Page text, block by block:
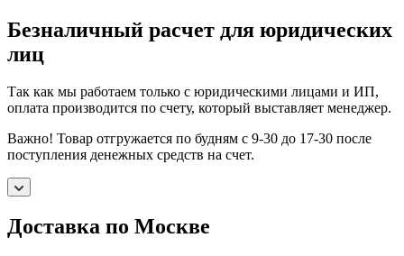
Безналичный расчет для юридических
лиц
Так как мы работаем только с юридическими лицами и ИП,
оплата производится по счету, который выставляет менеджер.
Важно! Товар отгружается по будням с 9-30 до 17-30 после
поступления денежных средств на счет.
Доставка по Москве